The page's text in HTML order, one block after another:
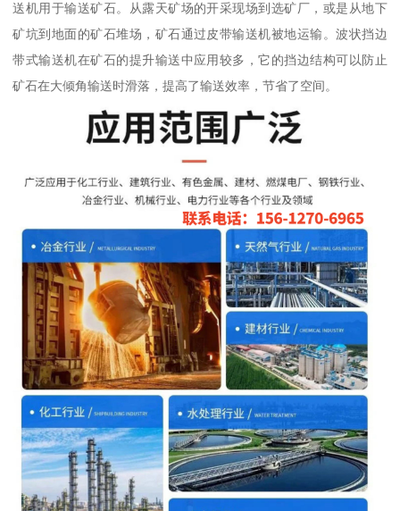
送机用于输送矿石。从露天矿场的开采现场到选矿厂，或是从地下
矿坑到地面的矿石堆场，矿石通过皮带输送机被地运输。波状挡边
带式输送机在矿石的提升输送中应用较多，它的挡边结构可以防止
矿石在大倾角输送时滑落，提高了输送效率，节省了空间。